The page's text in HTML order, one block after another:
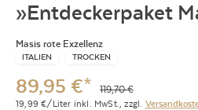
»Entdeckerpaket
Masis rote Exzellenz
ITALIEN TROCKEN
89,95 €* 119,70€
19,99 €/Liter inkl. MwSt., zzgl.